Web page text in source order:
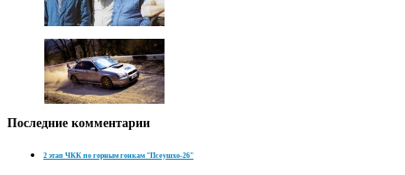
Последние комментарии
2 этап ЧКК по горным гонкам "Псеушхо-26"